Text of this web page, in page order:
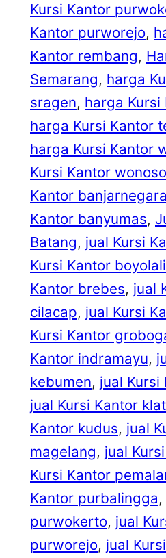
Kursi Kantor
Kantor purworejo,
Kantor rembang,
Semarang, harga
sragen, harga Kursi
harga Kursi Kantor
harga Kursi Kantor
Kursi Kantor
Kantor banjarnegara
Kantor banyumas,
Batang, jual Kursi
Kursi Kantor boyolali
Kantor brebes, jual
cilacap, jual Kursi
Kursi Kantor
Kantor indramayu,
kebumen, jual Kursi
jual Kursi Kantor
Kantor kudus, jual
magelang, jual
Kursi Kantor
Kantor purbalingga,
purwokerto, jual
purworejo, jual